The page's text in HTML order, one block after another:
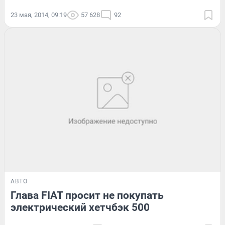
23 мая, 2014, 09:19 57 628 92
АВТО
Глава FIAT просит не покупать
электрический хетчбэк 500